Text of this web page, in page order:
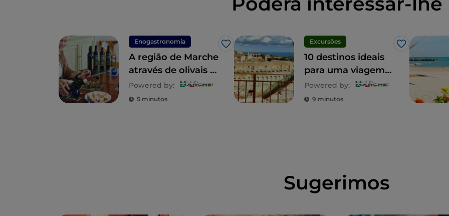
Enogastronomia
Gosto
A região de Marche
através de olivais e
lagares: onde o
sabor rima com a
Powered by:
5 minutos
Excursões
Gosto
10 destinos ideais
para uma viagem
com crianças
Powered by:
9 minutos
Sugerimos